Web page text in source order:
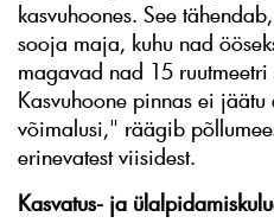
kasvuhoones. See
sooja maja, kuhu nad
magavad nad 15 ruutmeetri
Kasvuhoone pinnas ei
võimalusi," räägib
erinevatest viisidest.
Kasvatus- ja